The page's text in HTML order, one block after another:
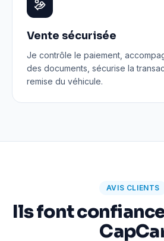
Vente sécurisée
Je contrôle le paiement,
des documents, sécurise la
remise du véhicule.
AVIS CLIENTS
Ils font